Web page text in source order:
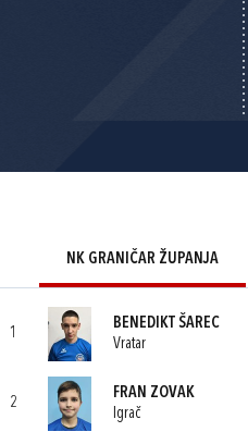
NK GRANIČAR ŽUPANJA
1
BENEDIKT ŠAREC
Vratar
2
FRAN ZOVAK
Igrač